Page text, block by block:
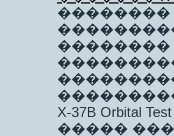
��������
��������
X-37B
�����